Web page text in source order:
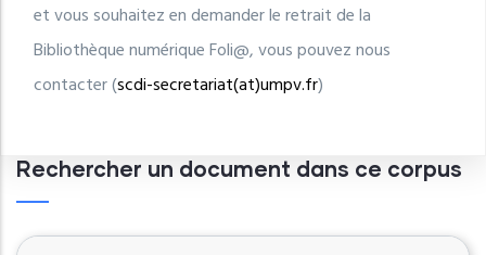
et vous souhaitez en demander le retrait de la
Bibliothèque numérique Foli@, vous pouvez nous
contacter (scdi-secretariat(at)umpv.fr)
Rechercher un document dans ce corpus